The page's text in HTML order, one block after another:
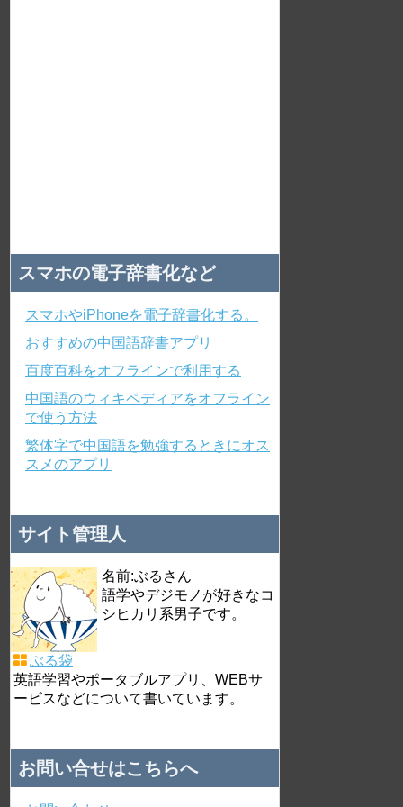
スマホの電子辞書化など
スマホやiPhoneを電子辞書化する。
おすすめの中国語辞書アプリ
百度百科をオフラインで利用する
中国語のウィキペディアをオフライン
で使う方法
繁体字で中国語を勉強するときにオス
スメのアプリ
サイト管理人
名前:ぶるさん
語学やデジモノが好きなコ
シヒカリ系男子です。
ぶる袋
英語学習やポータブルアプリ、WEBサ
ービスなどについて書いています。
お問い合せはこちらへ